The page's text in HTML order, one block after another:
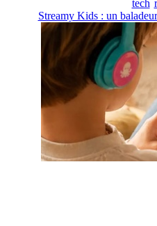
tech
Streamy Kids : un